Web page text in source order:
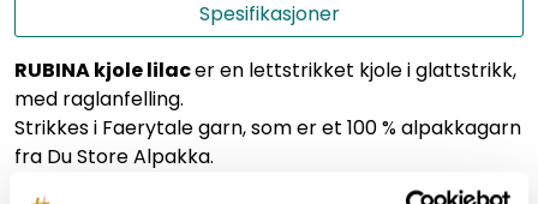
Spesifikasjoner
RUBINA kjole lilacer en lettstrikket kjole i glattstrikk,
med raglanfelling.
Strikkes i Faerytale garn, som er et 100 % alpakkagarn
fra Du Store Alpakka.